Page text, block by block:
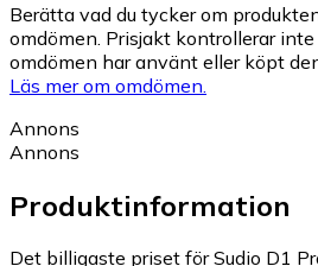
Berätta vad du tycker om
omdömen. Prisjakt kontrollerar
omdömen har använt eller köpt
Läs mer om omdömen.
Annons
Annons
Produktinformation
Det billigaste priset för Sudio D1